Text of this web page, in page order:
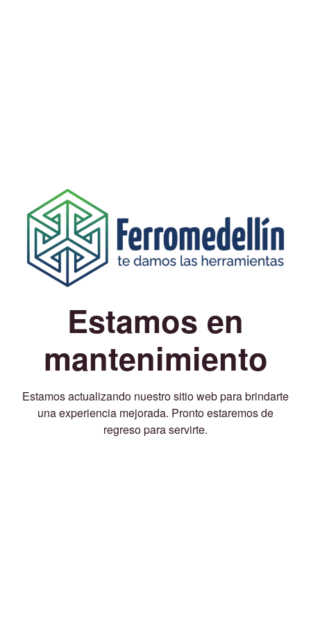
Estamos en
mantenimiento
Estamos actualizando nuestro sitio web para brindarte
una experiencia mejorada. Pronto estaremos de
regreso para servirte.